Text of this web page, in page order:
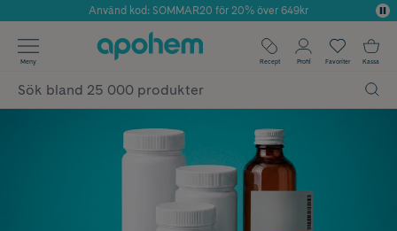
Årets Butik 2025 inom Skönhet
Använd kod: SOMMAR20 för 20% över 649kr
✓ Fri frakt
✓ Poäng på alla köp*
Meny Recept Profil Favoriter Kassa